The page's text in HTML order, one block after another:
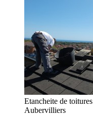
Etancheite de toitures
Aubervilliers